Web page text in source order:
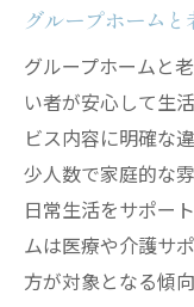
グループホーム
グループホームと
い者が安心して生
ビス内容に明確な
少人数で家庭的な
日常生活をサポー
ムは医療や介護サ
方が対象となる傾